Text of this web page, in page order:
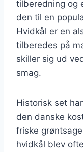
tilberedning og
den til en
Hvidkål er en
tilberedes på
skiller sig ud
smag.
Historisk set
den danske
friske
hvidkål blev